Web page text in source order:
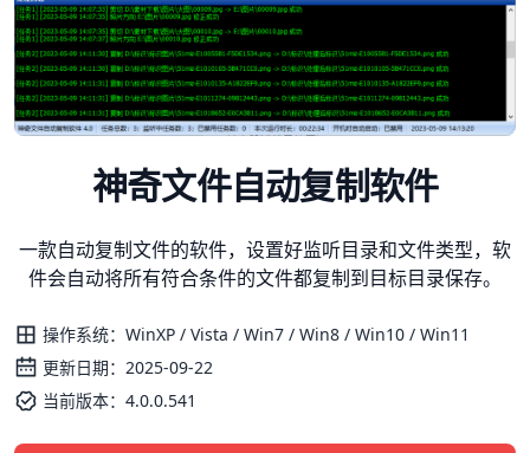
神奇文件自动复制软件
一款自动复制文件的软件，设置好监听目录和文件类型，软
件会自动将所有符合条件的文件都复制到目标目录保存。
操作系统：WinXP / Vista / Win7 / Win8 / Win10 / Win11
更新日期：2025-09-22
当前版本：4.0.0.541